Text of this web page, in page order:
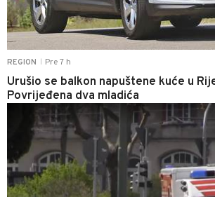
REGION Pre 7 h
Urušio se balkon napuštene kuće u
Povrijeđena dva mladića